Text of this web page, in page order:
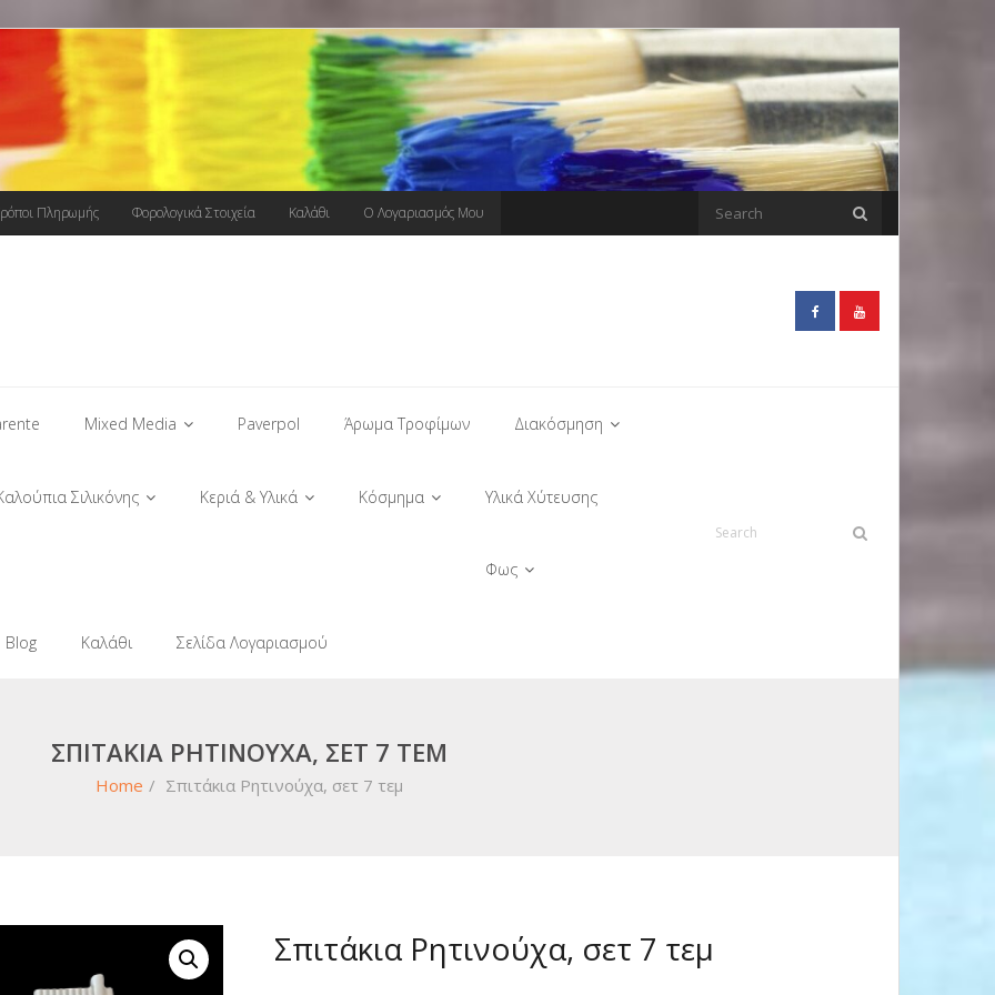
Πληρωμής Φορολογικά Στοιχεία Καλάθι Ο Λογαριασμός Μου
Mixed Media Paverpol Άρωμα Τροφίμων Διακόσμηση
Σιλικόνης Κεριά & Υλικά Κόσμημα Υλικά Χύτευσης
Φως
Blog Καλάθι Σελίδα Λογαριασμού
ΣΠΙΤΆΚΙΑ ΡΗΤΙΝΟΎΧΑ, ΣΕΤ 7 ΤΕΜ
Home / Σπιτάκια Ρητινούχα, σετ 7 τεμ
Σπιτάκια Ρητινούχα, σετ 7 τεμ